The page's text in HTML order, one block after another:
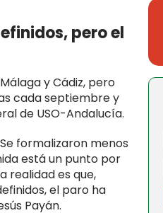
pero el
y Cádiz, pero
cada septiembre y
de USO-Andalucía.
formalizaron menos
está un punto por
realidad es que,
el paro ha
Payán.